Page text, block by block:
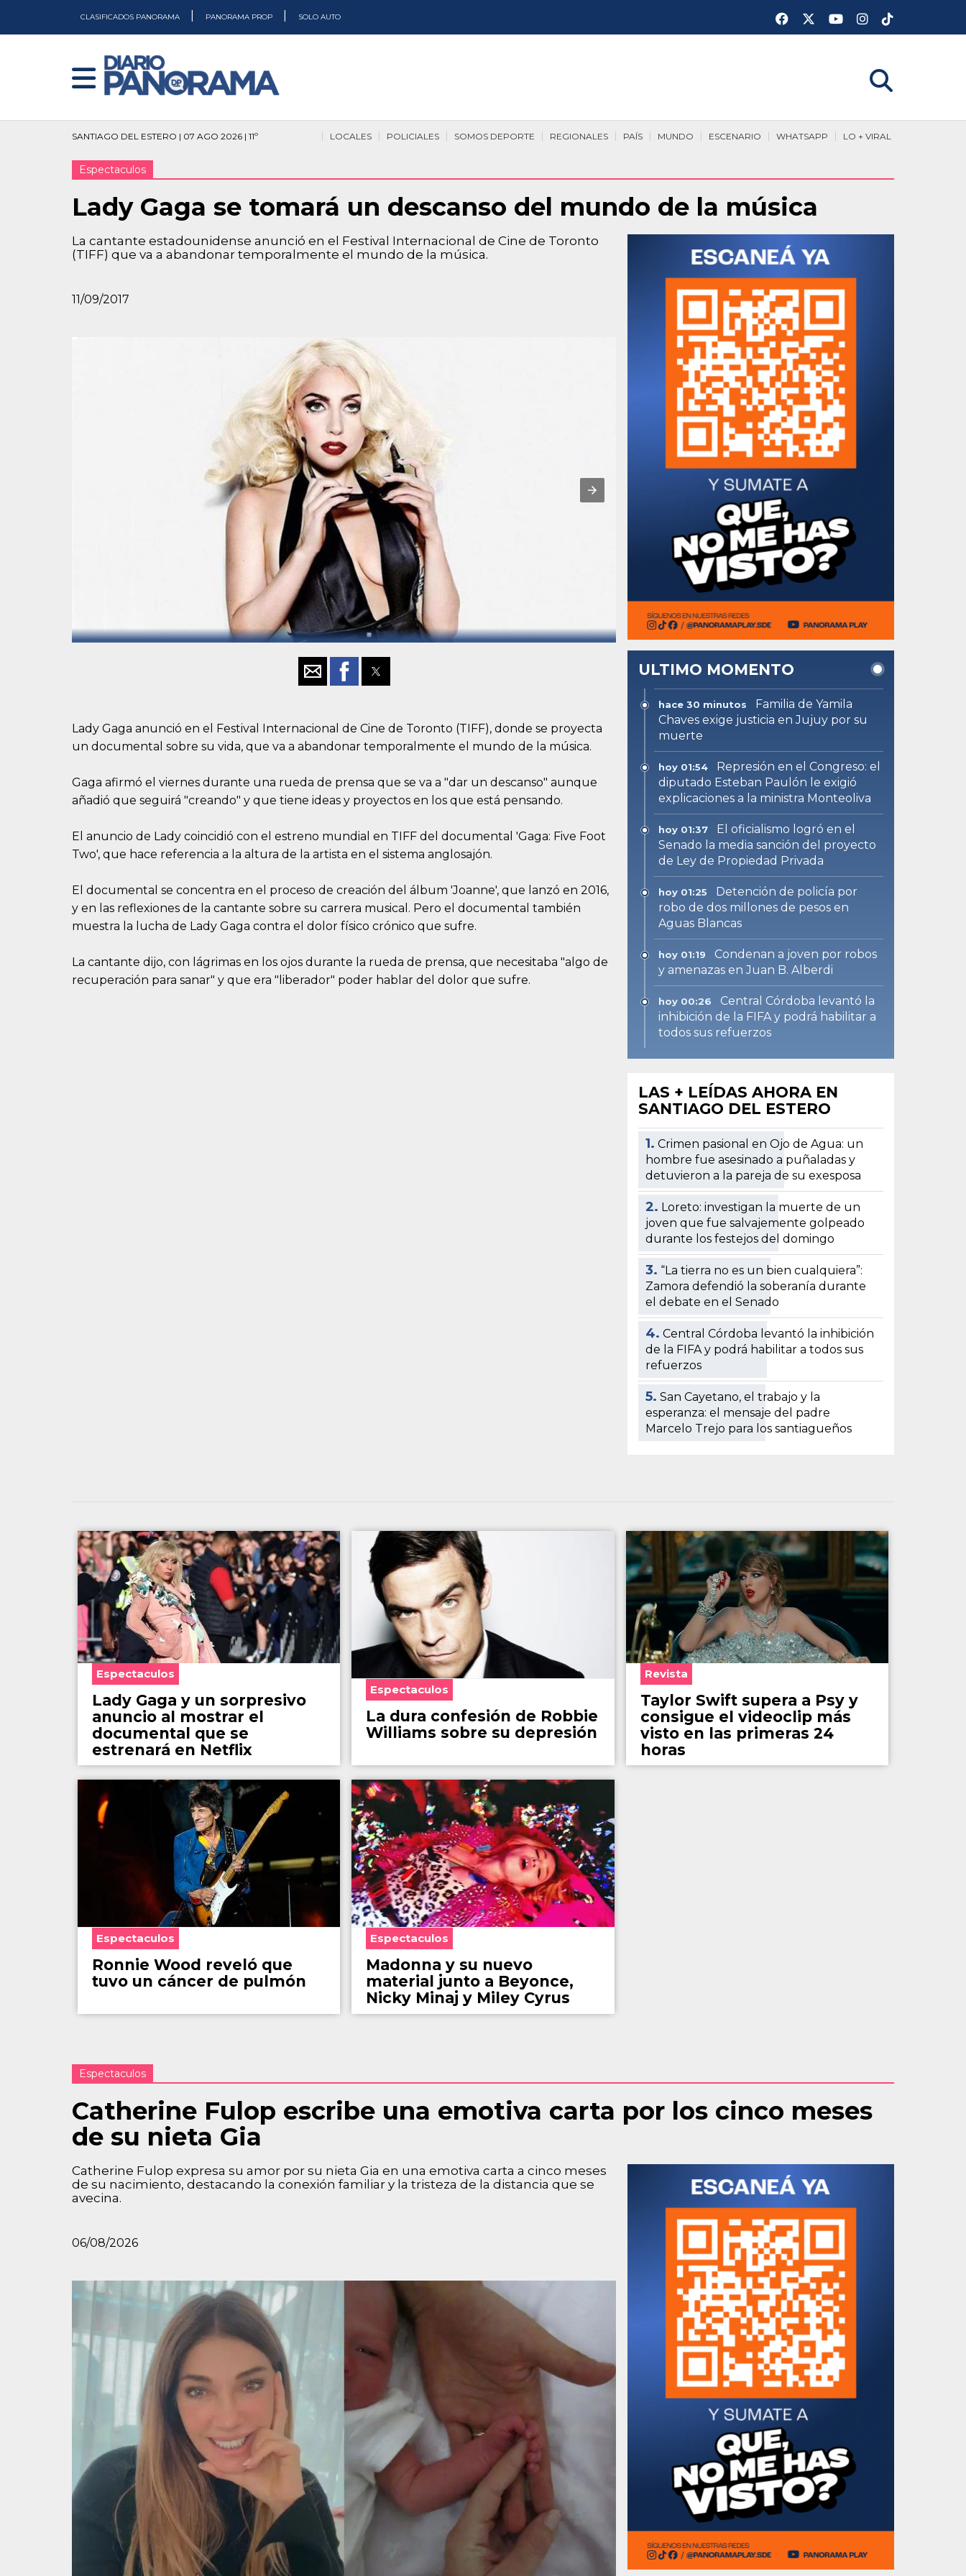
CLASIFICADOS PANORAMA PANORAMA PROP SOLO AUTO
SANTIAGO DEL ESTERO | 07 AGO 2026 | 11º LO + VIRAL
WHATSAPP
ESCENARIO
MUNDO
PAÍS
REGIONALES
SOMOS DEPORTE
POLICIALES
LOCALES
Espectaculos
Lady Gaga se tomará un descanso del mundo de la música
La cantante estadounidense anunció en el Festival Internacional de Cine de Toronto
(TIFF) que va a abandonar temporalmente el mundo de la música.
11/09/2017
Lady Gaga anunció en el Festival Internacional de Cine de Toronto (TIFF), donde se proyecta
un documental sobre su vida, que va a abandonar temporalmente el mundo de la música.
Gaga afirmó el viernes durante una rueda de prensa que se va a "dar un descanso" aunque
añadió que seguirá "creando" y que tiene ideas y proyectos en los que está pensando.
El anuncio de Lady coincidió con el estreno mundial en TIFF del documental 'Gaga: Five Foot
Two', que hace referencia a la altura de la artista en el sistema anglosajón.
El documental se concentra en el proceso de creación del álbum 'Joanne', que lanzó en 2016,
y en las reflexiones de la cantante sobre su carrera musical. Pero el documental también
muestra la lucha de Lady Gaga contra el dolor físico crónico que sufre.
La cantante dijo, con lágrimas en los ojos durante la rueda de prensa, que necesitaba "algo de
recuperación para sanar" y que era "liberador" poder hablar del dolor que sufre.
ULTIMO MOMENTO
hace 30 minutos
Familia de Yamila
Chaves exige justicia en Jujuy por su
muerte
hoy 01:54
Represión en el Congreso: el
diputado Esteban Paulón le exigió
explicaciones a la ministra Monteoliva
hoy 01:37
El oficialismo logró en el
Senado la media sanción del proyecto
de Ley de Propiedad Privada
hoy 01:25
Detención de policía por
robo de dos millones de pesos en
Aguas Blancas
hoy 01:19
Condenan a joven por robos
y amenazas en Juan B. Alberdi
hoy 00:26
Central Córdoba levantó la
inhibición de la FIFA y podrá habilitar a
todos sus refuerzos
LAS + LEÍDAS AHORA EN
SANTIAGO DEL ESTERO
1. Crimen pasional en Ojo de Agua: un
hombre fue asesinado a puñaladas y
detuvieron a la pareja de su exesposa
2. Loreto: investigan la muerte de un
joven que fue salvajemente golpeado
durante los festejos del domingo
3. “La tierra no es un bien cualquiera”:
Zamora defendió la soberanía durante
el debate en el Senado
4. Central Córdoba levantó la inhibición
de la FIFA y podrá habilitar a todos sus
refuerzos
5. San Cayetano, el trabajo y la
esperanza: el mensaje del padre
Marcelo Trejo para los santiagueños
Espectaculos
Lady Gaga y un sorpresivo
anuncio al mostrar el
documental que se
estrenará en Netflix
Espectaculos
La dura confesión de Robbie
Williams sobre su depresión
Revista
Taylor Swift supera a Psy y
consigue el videoclip más
visto en las primeras 24
horas
Espectaculos
Ronnie Wood reveló que
tuvo un cáncer de pulmón
Espectaculos
Madonna y su nuevo
material junto a Beyonce,
Nicky Minaj y Miley Cyrus